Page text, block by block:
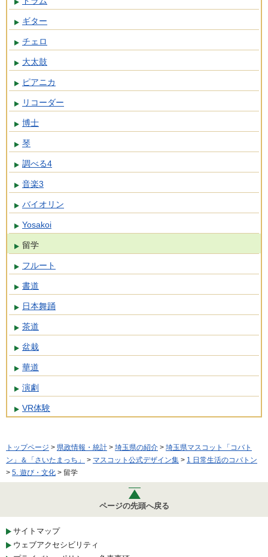
ギター
チェロ
大太鼓
ピアニカ
リコーダー
博士
琴
調べる4
音楽3
バイオリン
Yosakoi
留学
フルート
書道
日本舞踊
茶道
盆栽
華道
演劇
VR体験
トップページ > 県政情報・統計 > 埼玉県の紹介 > 埼玉県マスコット「コバト
ン」＆「さいたまっち」
> マスコット公式デザイン集 > 1 日常生活のコバトン
> 5. 遊び・文化 > 留学
ページの先頭へ戻る
サイトマップ
ウェブアクセシビリティ